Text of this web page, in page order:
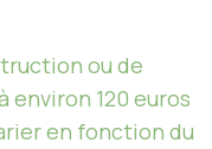
ou de
environ 120 euros
en fonction du